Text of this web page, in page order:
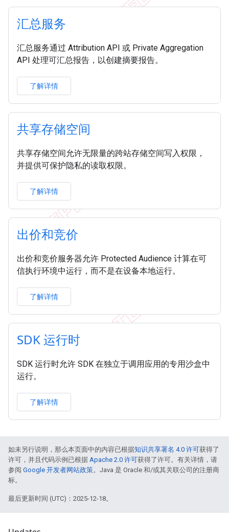
汇总服务
汇总服务通过 Attribution API 或 Private Aggregation
API 处理可汇总报告，以创建摘要报告。
了解详情
共享存储空间
共享存储空间允许无限量的跨站存储空间写入权限，
并提供可保护隐私的读取权限。
了解详情
出价和竞价
出价和竞价服务器允许 Protected Audience 计算在可
信执行环境中运行，而不是在设备本地运行。
了解详情
SDK 运行时
SDK 运行时允许 SDK 在独立于调用应用的专用沙盒中
运行。
了解详情
如未另行说明，那么本页面中的内容已根据知识共享署名 4.0 许可获得了
许可，并且代码示例已根据 Apache 2.0 许可获得了许可。有关详情，请
参阅 Google 开发者网站政策。Java 是 Oracle 和/或其关联公司的注册商
标。
最后更新时间 (UTC)：2025-12-18。